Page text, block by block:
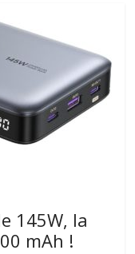
145W, la
mAh !